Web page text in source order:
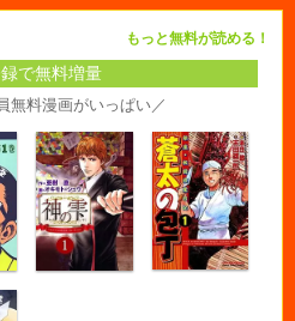
もっと無料が読める！
で無料増量
無料漫画がいっぱい／